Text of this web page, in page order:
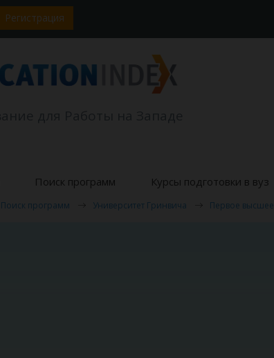
Регистрация
Поиск программ Курсы подготовки в вуз
Поиск программ Университет Гринвича Первое высшее